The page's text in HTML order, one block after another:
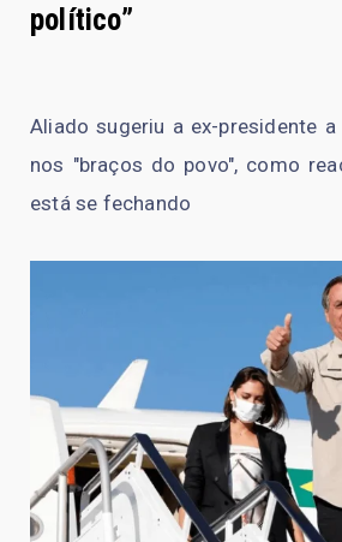
político”
Aliado sugeriu a ex-presidente
nos "braços do povo", como
está se fechando